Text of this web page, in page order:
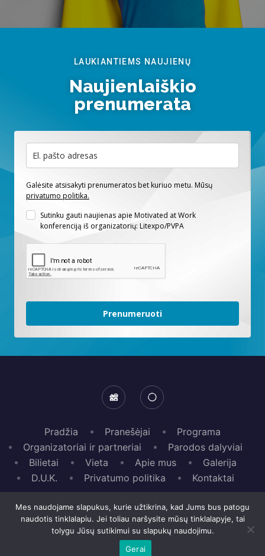
LAUKIANTIEMS NAUJIENŲ
Naujienlaiškio
prenumerata
Galėsite atsisakyti prenumeratos bet kuriuo metu. Mūsų
privatumo politika.
Sutinku gauti naujienas apie Motivated at Work
konferenciją iš organizatorių: Litexpo/PVPA
Prenumeruoti
Pradžia Pranešėjai
Programa
Organizatoriai ir partneriai
Parodos dalyviai
Bilietai
Vieta Apie mus
Galerija
D.U.K.
Privatumo politika Kontaktai
© 2026 Personalo valdymo profesionalų asociacija.
Tinklapį kūrė Dov Zavadskis, TPOI TALENT
Mes naudojame slapukus, kurie užtikrina, kad Jums bus patogu
naudotis tinklalapiu. Jei toliau naršysite mūsų tinklalapyje, tai
tolygu Jūsų sutikimui su slapukų naudojimu.
Gerai